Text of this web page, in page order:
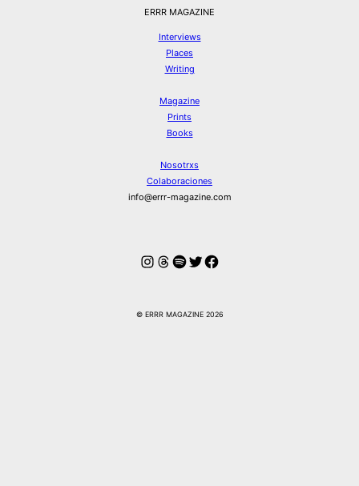
ERRR MAGAZINE
Interviews
Places
Writing
Magazine
Prints
Books
Nosotrxs
Colaboraciones
info@errr-magazine.com
Instagram
Hilos
Spotify
Twitter
Facebook
© ERRR MAGAZINE 2026